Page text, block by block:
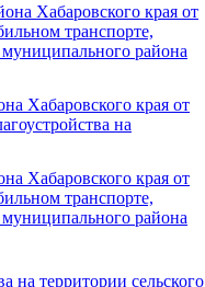
Хабаровского края от
транспорте,
района
Хабаровского края от
на
Хабаровского края от
транспорте,
района
на территории сельского